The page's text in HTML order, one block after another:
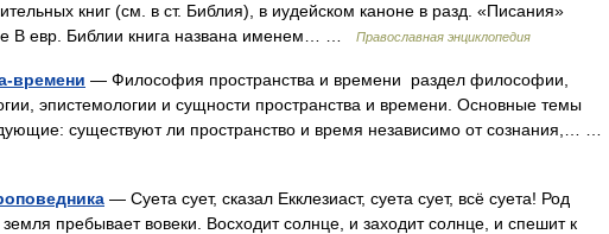
книг (см. в ст. Библия), в иудейском каноне в разд. «Писания»
В евр. Библии книга названа именем… …
Православная энциклопедия
времени — Философия пространства и времени раздел философии,
эпистемологии и сущности пространства и времени. Основные темы
существуют ли пространство и время независимо от сознания,… …
— Суета сует, сказал Екклезиаст, суета сует, всё суета! Род
пребывает вовеки. Восходит солнце, и заходит солнце, и спешит к